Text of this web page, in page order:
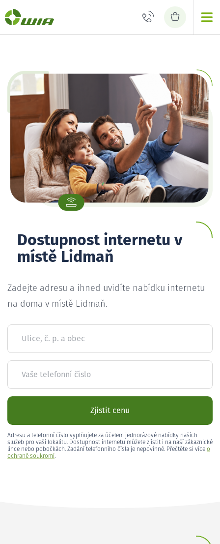
Dostupnost internetu v
místě Lidmaň
Zadejte adresu a ihned uvidíte nabídku internetu
na doma v místě Lidmaň.
Ulice, č. p. a obec
Vaše telefonní číslo
Zjistit cenu
Adresu a telefonní číslo vyplňujete za účelem jednorázové nabídky našich
služeb pro vaši lokalitu. Dostupnost internetu můžete zjistit i na naší zákaznické
lince nebo pobočkách. Zadání telefonního čísla je nepovinné. Přečtěte si více o
ochraně soukromí.